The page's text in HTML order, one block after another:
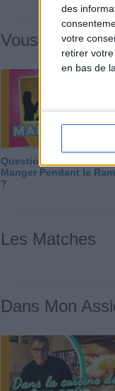
des
votre
retirer
en bas de
Vous m'avez
Question/Réponse : Que
Manger Pendant le
?
Les Matches
Dans Mon